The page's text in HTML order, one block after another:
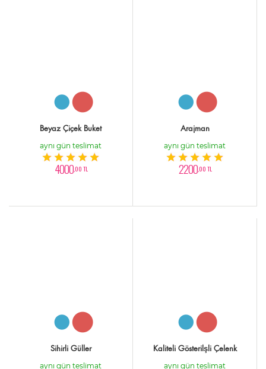
Beyaz Çiçek Buket
aynı gün teslimat
4000,00 TL
Arajman
aynı gün teslimat
2200,00 TL
Sihirli Güller
aynı gün teslimat
Kaliteli Gösterilşli Çelenk
aynı gün teslimat